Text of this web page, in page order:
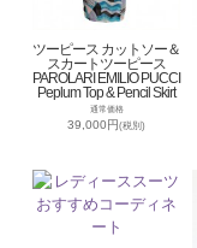
ツーピース カットソー＆
スカートツーピース
PAROLARI EMILIO PUCCI
Peplum Top & Pencil Skirt
通常価格
39,000円(税別)